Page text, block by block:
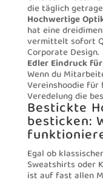
die täglich
Hochwertige
hat eine
vermittelt sofort
Corporate Design.
Edler Eindruck
Wenn du
Vereinshoodie für
Veredelung die
Bestickte
besticken:
Egal ob
Sweatshirts oder
ist auf fast allen